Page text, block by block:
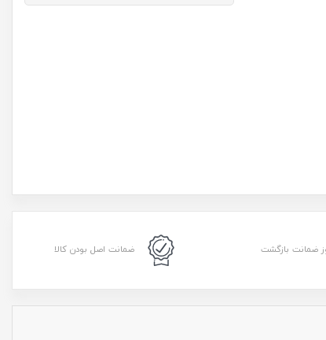
ضمانت اصل بودن کالا